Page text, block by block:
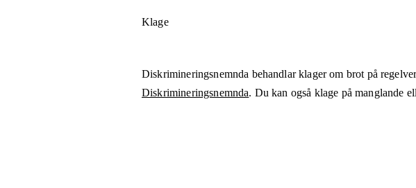
Klage
Diskrimineringsnemnda behandlar klager om brot på
Diskrimineringsnemnda. Du kan også klage på manglande